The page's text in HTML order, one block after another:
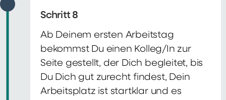
Schritt 8
Ab Deinem ersten Arbeitstag
bekommst Du einen Kolleg/In zur
Seite gestellt, der Dich begleitet, bis
Du Dich gut zurecht findest, Dein
Arbeitsplatz ist startklar und es